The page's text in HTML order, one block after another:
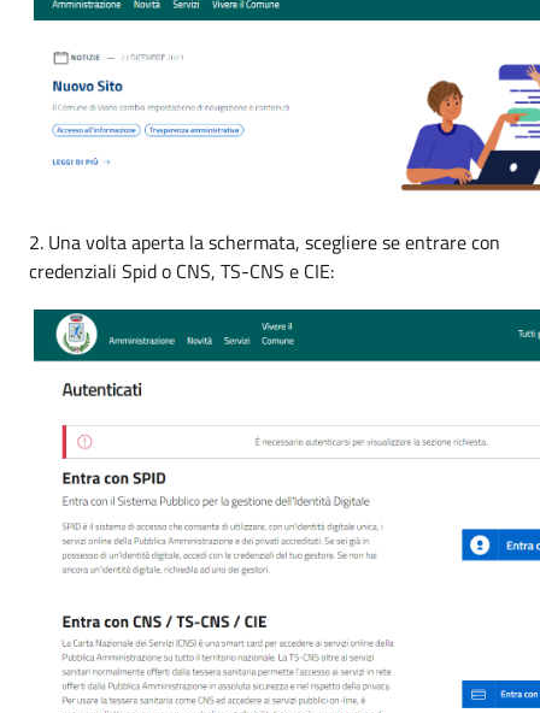
2. Una volta aperta la schermata, scegliere se entrare con
credenziali Spid o CNS, TS-CNS e CIE: